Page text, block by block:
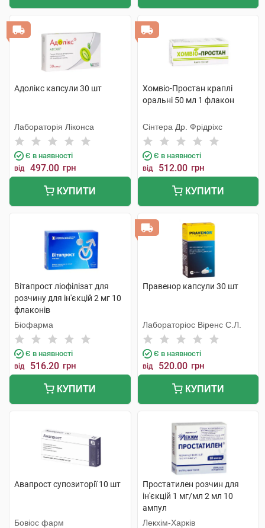
Адолікс капсули 30 шт
Лабораторія Ліконса
Є в наявності
від 497.00 грн
КУПИТИ
Хомвіо-Простан краплі
оральні 50 мл 1 флакон
Сінтера Др. Фрідріхс
Є в наявності
від 512.00 грн
КУПИТИ
Вітапрост ліофілізат для
розчину для ін'єкцій 2 мг 10
флаконів
Біофарма
Є в наявності
від 516.20 грн
КУПИТИ
Правенор капсули 30 шт
Лабораторіос Віренс С.Л.
Є в наявності
від 520.00 грн
КУПИТИ
Авапрост супозиторії 10 шт
Бовіос фарм
Простатилен розчин для
ін'єкцій 1 мг/мл 2 мл 10
ампул
Лекхім-Харків